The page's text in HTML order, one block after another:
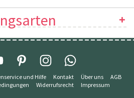
und Hilfe Kontakt Über uns
AGB
Widerrufsrecht Impressum